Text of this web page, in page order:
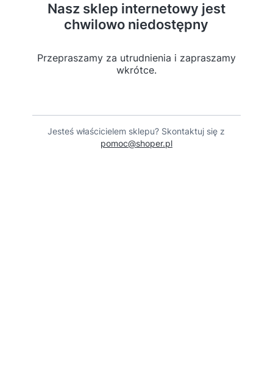
Nasz sklep internetowy jest
chwilowo niedostępny
Przepraszamy za utrudnienia i zapraszamy
wkrótce.
Jesteś właścicielem sklepu? Skontaktuj się z
pomoc@shoper.pl